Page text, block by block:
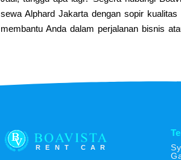
sewa Alphard Jakarta dengan sopir
membantu Anda dalam perjalanan bisnis
RENT CAR